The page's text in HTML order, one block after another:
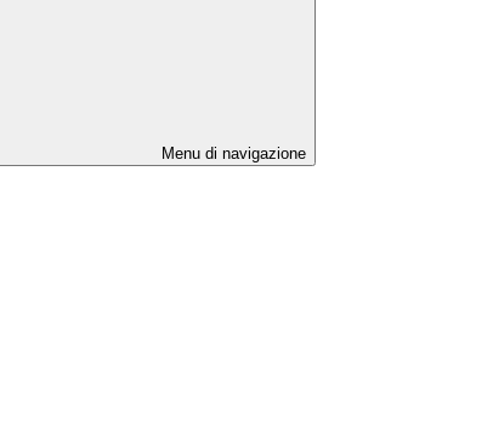
Menu di navigazione